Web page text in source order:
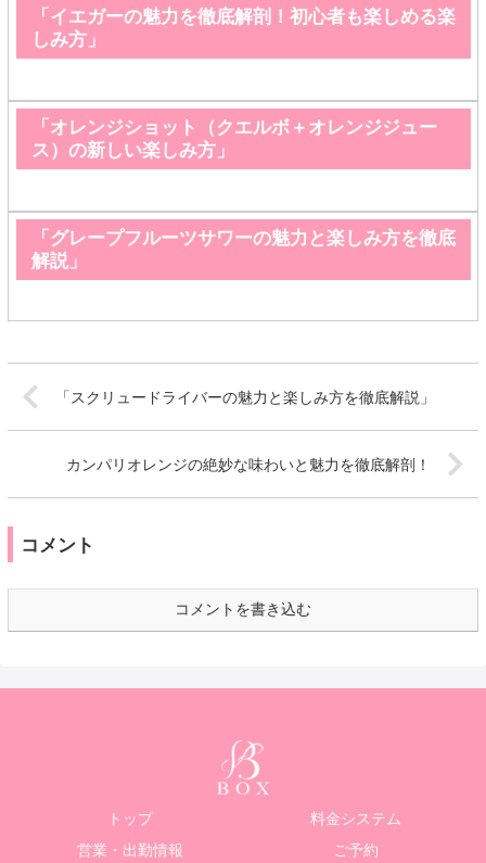
「イエガーの魅力を徹底解剖！初心者も楽しめる楽
しみ方」
「オレンジショット（クエルボ＋オレンジジュー
ス）の新しい楽しみ方」
「グレープフルーツサワーの魅力と楽しみ方を徹底
解説」
「スクリュードライバーの魅力と楽しみ方を徹底解説」
カンパリオレンジの絶妙な味わいと魅力を徹底解剖！
コメント
コメントを書き込む
トップ
料金システム
営業・出勤情報
ご予約